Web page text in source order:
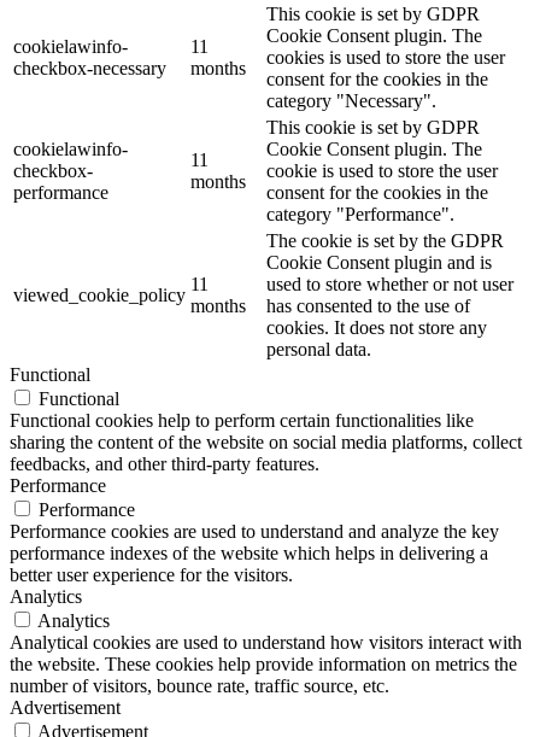
cookielawinfo-
checkbox-necessary
11
months
This cookie is set by GDPR
Cookie Consent plugin. The
cookies is used to store the user
consent for the cookies in the
category "Necessary".
cookielawinfo-
checkbox-
performance
11
months
This cookie is set by GDPR
Cookie Consent plugin. The
cookie is used to store the user
consent for the cookies in the
category "Performance".
viewed_cookie_policy
11
months
The cookie is set by the GDPR
Cookie Consent plugin and is
used to store whether or not user
has consented to the use of
cookies. It does not store any
personal data.
Functional
Functional
Functional cookies help to perform certain functionalities like
sharing the content of the website on social media platforms, collect
feedbacks, and other third-party features.
Performance
Performance
Performance cookies are used to understand and analyze the key
performance indexes of the website which helps in delivering a
better user experience for the visitors.
Analytics
Analytics
Analytical cookies are used to understand how visitors interact with
the website. These cookies help provide information on metrics the
number of visitors, bounce rate, traffic source, etc.
Advertisement
Advertisement